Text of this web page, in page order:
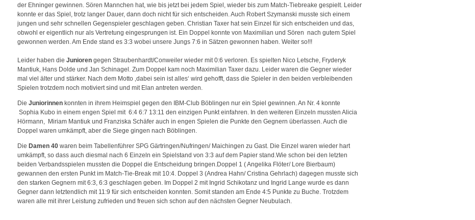
der Ehninger gewinnen. Sören Mannchen hat, wie bis jetzt bei jedem Spiel, wieder bis zum Match-Tiebreake gespielt. Leider
konnte er das Spiel, trotz langer Dauer, dann doch nicht für sich entscheiden. Auch Robert Szymanski musste sich einem
jungen und sehr schnellen Gegenspieler geschlagen geben. Christian Taxer hat sein Einzel für sich entscheiden und das,
obwohl er eigentlich nur als Vertretung eingesprungen ist. Ein Doppel konnte von Maximilian und Sören nach gutem Spiel
gewonnen werden. Am Ende stand es 3:3 wobei unsere Jungs 7:6 in Sätzen gewonnen haben. Weiter so!!!
Leider haben die Junioren gegen Straubenhardt/Conweiler wieder mit 0:6 verloren. Es spielten Nico Letsche, Fryderyk
Mantiuk, Hans Dolde und Jan Schinagel. Zum Doppel kam noch Maximilian Taxer dazu. Leider waren die Gegner wieder
mal viel älter und stärker. Nach dem Motto ‚dabei sein ist alles‘ wird gehofft, dass die Spieler in den beiden verbleibenden
Spielen trotzdem noch motiviert sind und mit Elan antreten werden.
Die Juniorinnen konnten in ihrem Heimspiel gegen den IBM-Club Böblingen nur ein Spiel gewinnen. An Nr. 4 konnte
Sophia Kubo in einem engen Spiel mit 6:4 6:7 13:11 den einzigen Punkt einfahren. In den weiteren Einzeln mussten Alicia
Hörmann, Miriam Mantiuk und Franziska Schäfer auch in engen Spielen die Punkte den Gegnern überlassen. Auch die
Doppel waren umkämpft, aber die Siege gingen nach Böblingen.
Die Damen 40 waren beim Tabellenführer SPG Gärtringen/Nufringen/ Maichingen zu Gast. Die Einzel waren wieder hart
umkämpft, so dass auch diesmal nach 6 Einzeln ein Spielstand von 3:3 auf dem Papier stand.Wie schon bei den letzten
beiden Verbandsspielen mussten die Doppel die Entscheidung bringen.Doppel 1 ( Angelika Flöter/ Lore Bierbaum)
gewannen den ersten Punkt im Match-Tie-Break mit 10:4. Doppel 3 (Andrea Hahn/ Cristina Gehrlach) dagegen musste sich
den starken Gegnern mit 6:3, 6:3 geschlagen geben. Im Doppel 2 mit Ingrid Schikotanz und Ingrid Lange wurde es dann
Gegner dann letztendlich mit 11:9 für sich entscheiden konnten. Somit standen am Ende 4:5 Punkte zu Buche. Trotzdem
waren alle mit ihrer Leistung zufrieden und freuen sich schon auf den nächsten Gegner Neubulach.